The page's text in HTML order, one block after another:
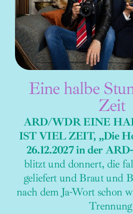
Eine halbe
Zeit
ARD/WDR EINE
IST VIEL ZEIT, „Die
26.12.2027 in der
blitzt und donnert, die
geliefert und Braut und
nach dem Ja-Wort schon